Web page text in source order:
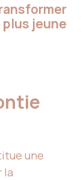
jeune
une
la